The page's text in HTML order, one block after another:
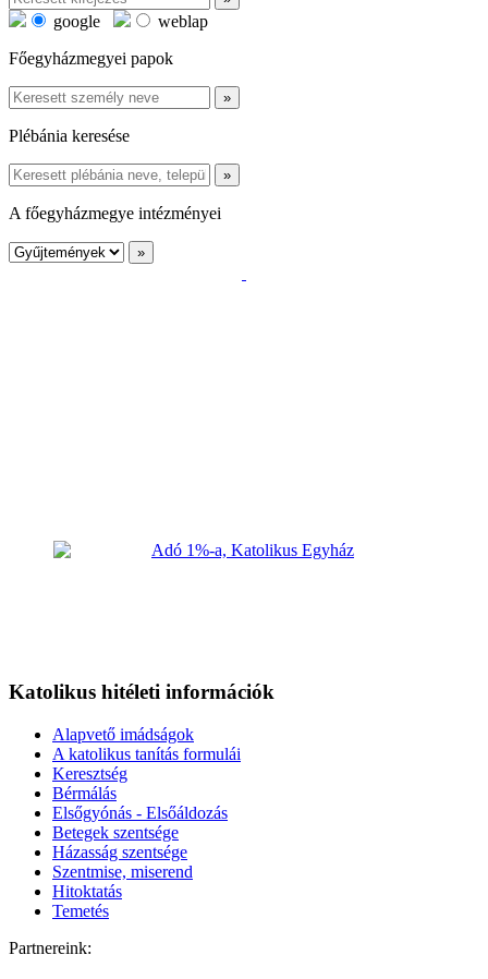
google
weblap
Főegyházmegyei papok
Plébánia keresése
A főegyházmegye intézményei
Katolikus hitéleti információk
Alapvető imádságok
A katolikus tanítás formulái
Keresztség
Bérmálás
Elsőgyónás - Elsőáldozás
Betegek szentsége
Házasság szentsége
Szentmise, miserend
Hitoktatás
Temetés
Partnereink: